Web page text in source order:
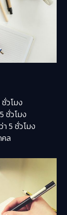
วโมง
ชั่วโมง
5 ชั่วโมง
ล